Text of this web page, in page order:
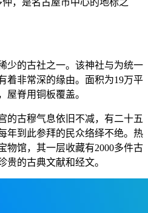
少的古社之一。该神社与为统一
着非常深的缘由。面积为19万平
屋脊用铜板覆盖。
的古穆气息依旧不减，有二十五
年到此参拜的民众络绎不绝。热
物馆，其一层收藏有2000多件古
贵的古典文献和经文。